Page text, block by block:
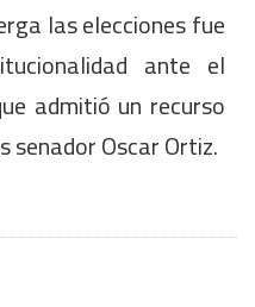
las elecciones fue
ante el
admitió un recurso
senador Oscar Ortiz.